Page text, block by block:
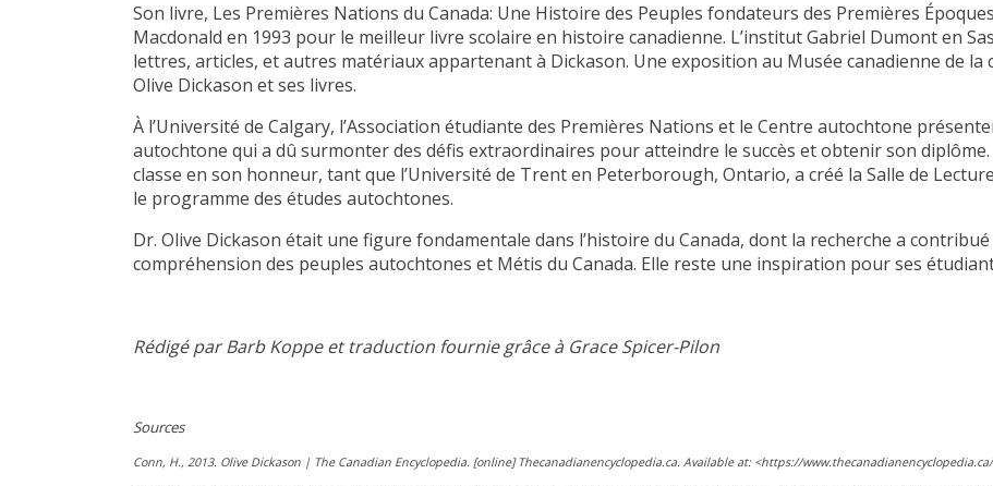
Son livre, Les Premières Nations du Canada: Une Histoire des Peuples fondateurs des Premières
Macdonald en 1993 pour le meilleur livre scolaire en histoire canadienne. L’institut Gabriel Dumont en
lettres, articles, et autres matériaux appartenant à Dickason. Une exposition au Musée canadienne de la
Olive Dickason et ses livres.
À l’Université de Calgary, l’Association étudiante des Premières Nations et le Centre autochtone
autochtone qui a dû surmonter des défis extraordinaires pour atteindre le succès et obtenir son diplôme.
classe en son honneur, tant que l’Université de Trent en Peterborough, Ontario, a créé la Salle de
le programme des études autochtones.
Dr. Olive Dickason était une figure fondamentale dans l’histoire du Canada, dont la recherche a
compréhension des peuples autochtones et Métis du Canada. Elle reste une inspiration pour ses
Rédigé parBarb Koppeet traduction fourniegrâce à Grace Spicer-Pilon
Sources
Conn, H., 2013. Olive Dickason | The Canadian Encyclopedia. [online] Thecanadianencyclopedia.ca. Available at: <https://